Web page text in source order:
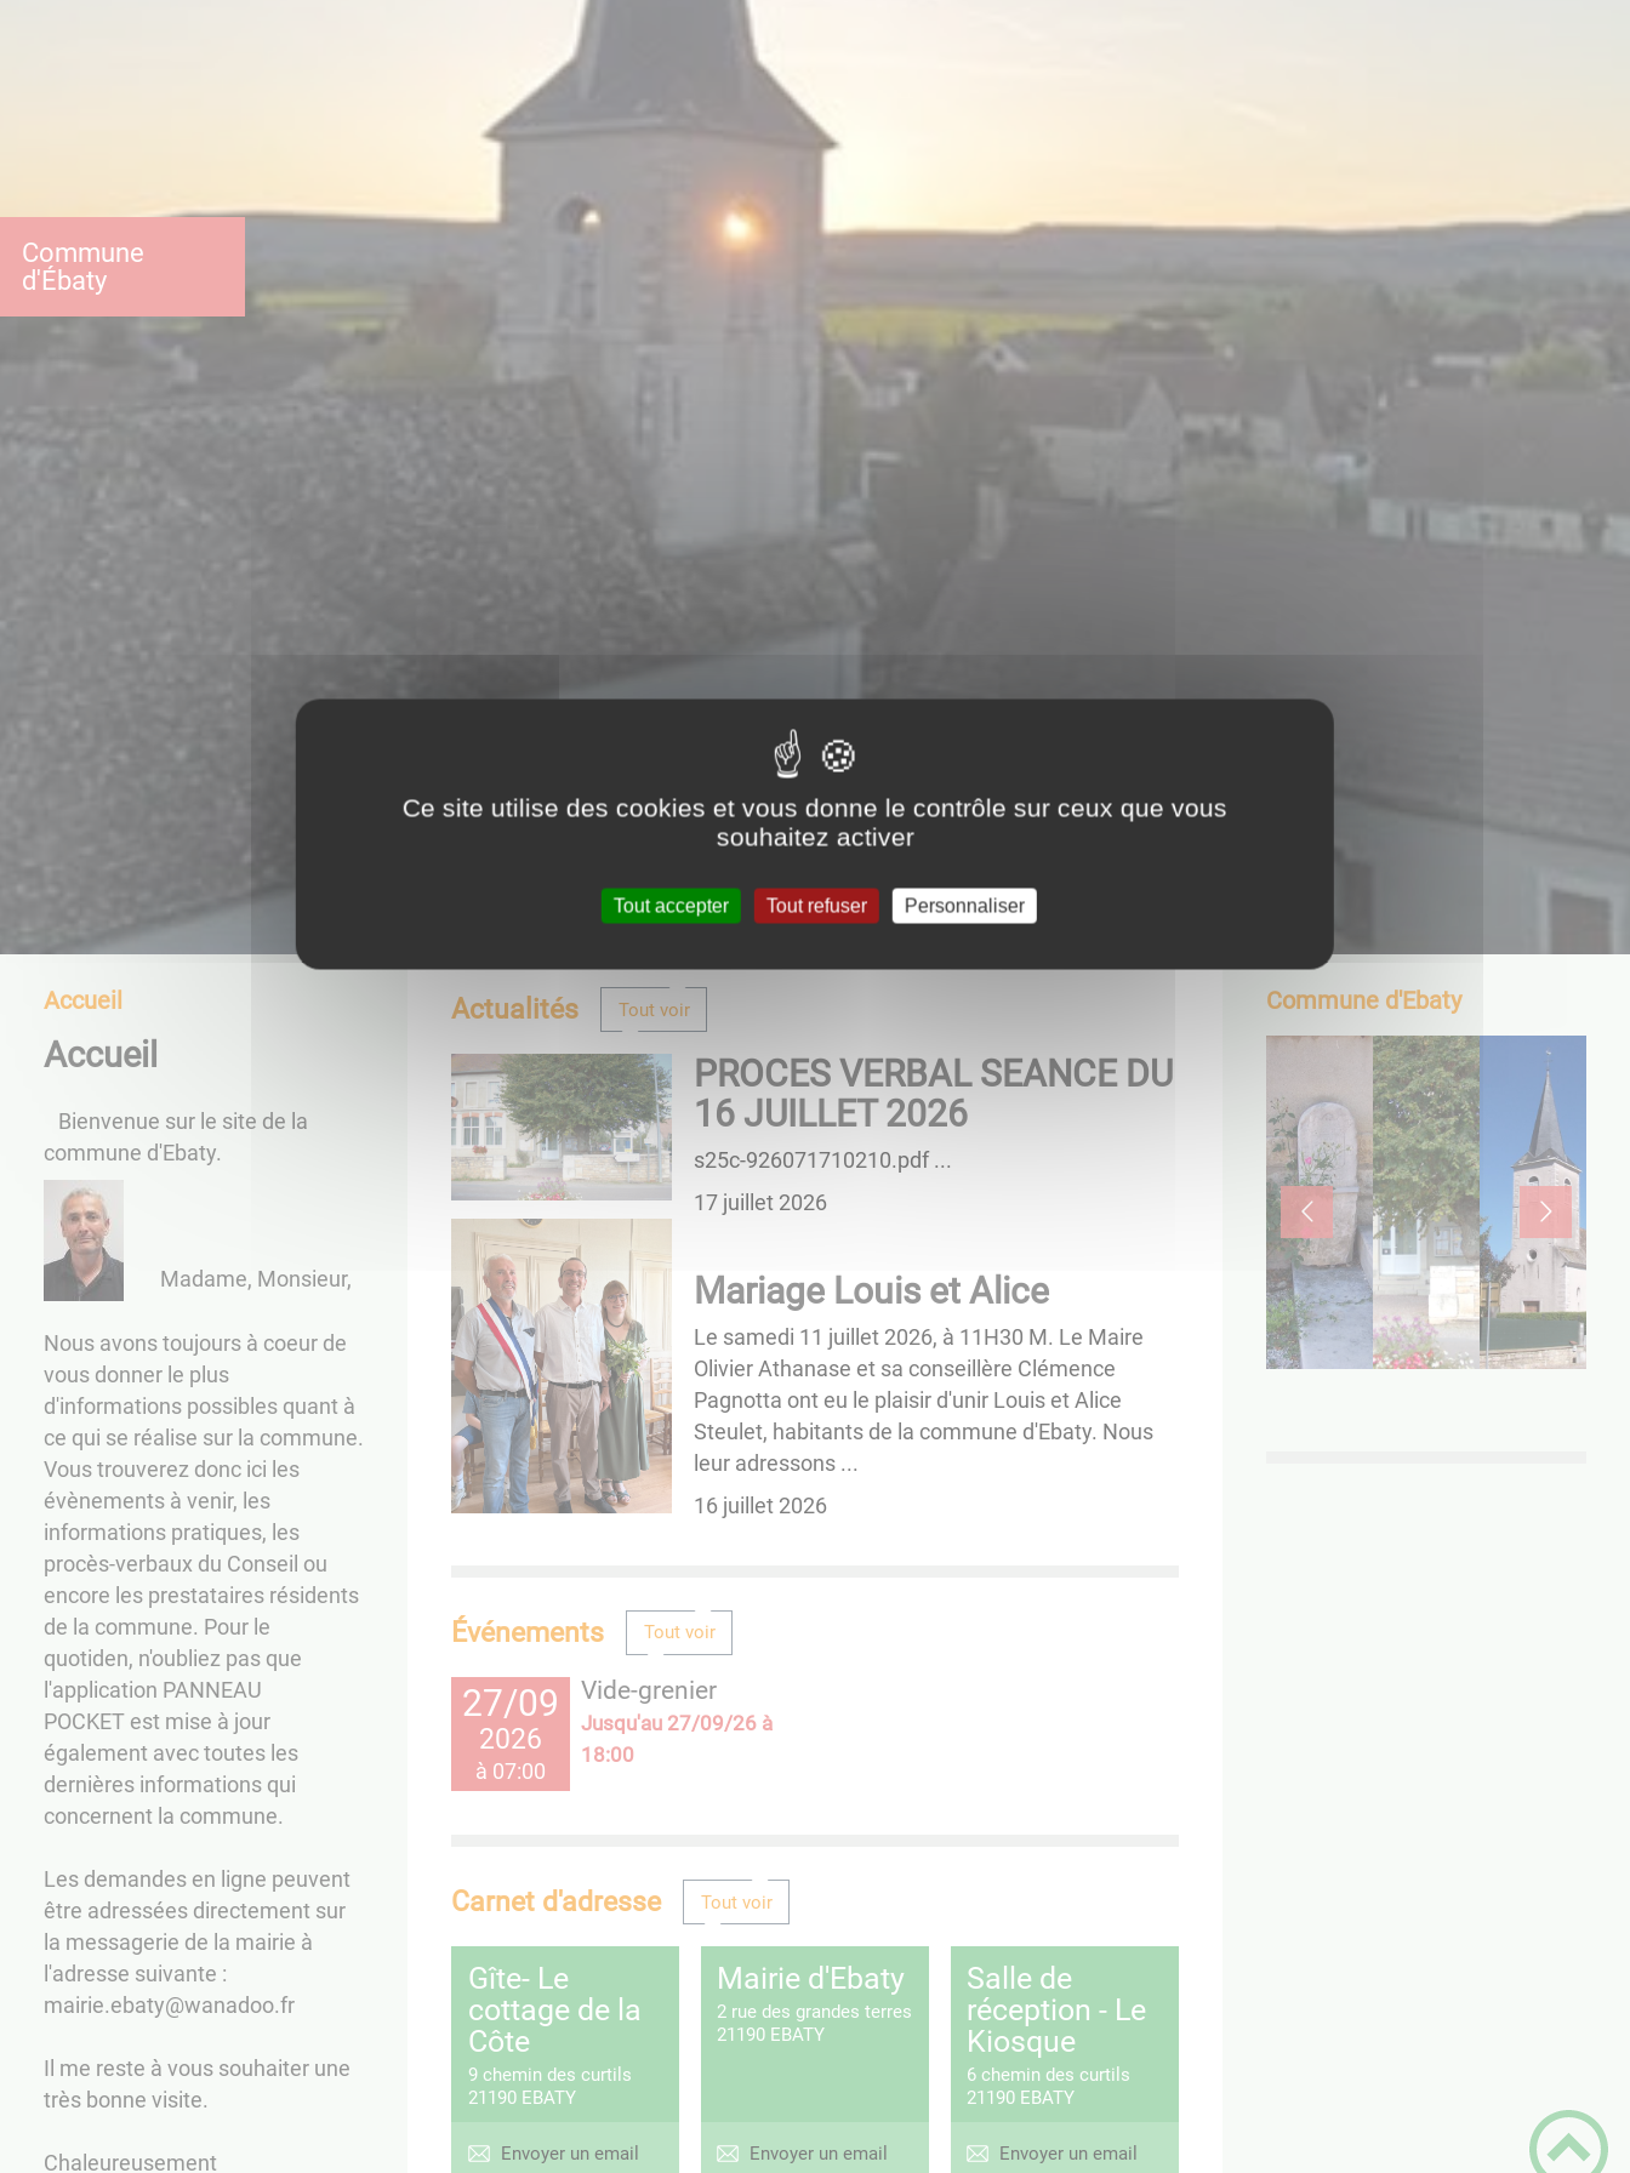
Commune
d'Ébaty
Accueil
Accueil
Bienvenue sur le site de la
commune d'Ebaty.
Madame, Monsieur,
Nous avons toujours à coeur de
vous donner le plus
d'informations possibles quant à
ce qui se réalise sur la commune.
Vous trouverez donc ici les
évènements à venir, les
informations pratiques, les
procès-verbaux du Conseil ou
encore les prestataires résidents
de la commune. Pour le
quotiden, n'oubliez pas que
l'application PANNEAU
POCKET est mise à jour
également avec toutes les
dernières informations qui
concernent la commune.
Les demandes en ligne peuvent
être adressées directement sur
la messagerie de la mairie à
l'adresse suivante :
mairie.ebaty@wanadoo.fr
Il me reste à vous souhaiter une
très bonne visite.
Chaleureusement
Actualités Tout voir
PROCES VERBAL SEANCE DU
16 JUILLET 2026
s25c-926071710210.pdf ...
17 juillet 2026
Mariage Louis et Alice
Le samedi 11 juillet 2026, à 11H30 M. Le Maire
Olivier Athanase et sa conseillère Clémence
Pagnotta ont eu le plaisir d'unir Louis et Alice
Steulet, habitants de la commune d'Ebaty. Nous
leur adressons ...
16 juillet 2026
Événements Tout voir
27/09
2026
à 07:00
Vide-grenier
Jusqu'au 27/09/26 à
18:00
Carnet d'adresse Tout voir
Gîte- Le
cottage de la
Côte
9 chemin des curtils
21190 EBATY
Envoyer un email
Mairie d'Ebaty
2 rue des grandes terres
21190 EBATY
Envoyer un email
Salle de
réception - Le
Kiosque
6 chemin des curtils
21190 EBATY
Envoyer un email
Commune d'Ebaty
Ce site utilise des cookies et vous donne le contrôle sur ceux que vous
souhaitez activer
Tout accepter Tout refuser Personnaliser